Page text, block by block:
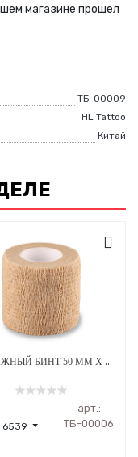
магазине прошел
ТБ-00009
HL Tattoo
Китай
БАНДАЖНЫЙ БИНТ 50 ММ Х 4.5 М БЕЖЕВЫЙ 1 ШТУКА
6539
арт.:
ТБ-00006